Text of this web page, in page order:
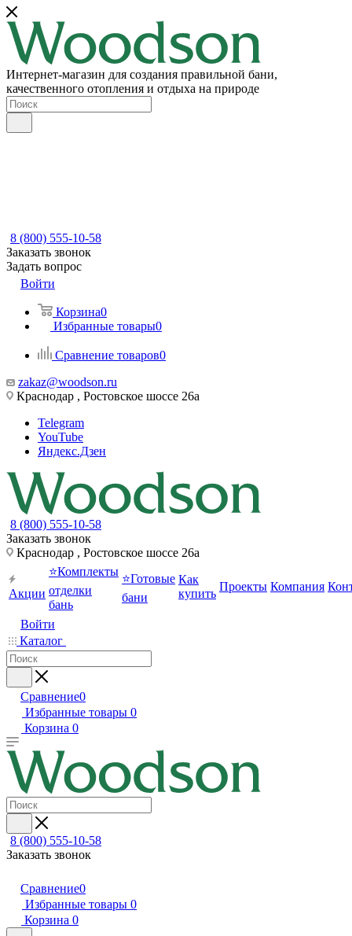
Интернет-магазин для создания правильной бани,
качественного отопления и отдыха на природе
8 (800) 555-10-58
Заказать звонок
Задать вопрос
Войти
Корзина0
Избранные товары0
Сравнение товаров0
zakaz@woodson.ru
Краснодар , Ростовское шоссе 26а
Telegram
YouTube
Яндекс.Дзен
8 (800) 555-10-58
Заказать звонок
Краснодар , Ростовское шоссе 26а
Акции
⭐Комплекты
отделки
бань
⭐Готовые
бани
Как
купить
Проекты Компания
Войти
Каталог
Сравнение0
Избранные товары 0
Корзина 0
8 (800) 555-10-58
Заказать звонок
Сравнение0
Избранные товары 0
Корзина 0